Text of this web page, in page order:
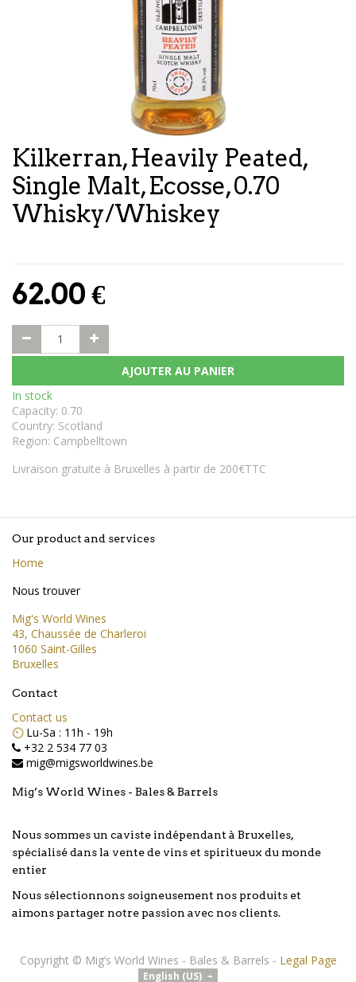
Kilkerran, Heavily Peated,
Single Malt, Ecosse, 0.70
Whisky/Whiskey
62.00€
AJOUTER AU PANIER
In stock
Capacity: 0.70
Country: Scotland
Region: Campbelltown
Livraison gratuite à Bruxelles à partir de 200€TTC
Our product and services
Home
Nous trouver
Mig's World Wines
43, Chaussée de Charleroi
1060 Saint-Gilles
Bruxelles
Contact
Contact us
⏲️ Lu-Sa : 11h - 19h
+32 2 534 77 03
mig@migsworldwines.be
Mig’s World Wines - Bales & Barrels
Nous sommes un caviste indépendant à Bruxelles,
spécialisé dans la vente de vins et spiritueux du monde
entier
Nous sélectionnons soigneusement nos produits et
aimons partager notre passion avec nos clients.
Copyright © Mig’s World Wines - Bales & Barrels - Legal Page
English (US)